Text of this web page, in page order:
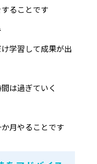
ることです
学習して成果が出
は過ぎていく
月やることです